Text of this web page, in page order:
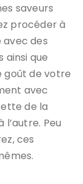
saveurs
procéder à
des
ainsi que
goût de votre
avec
de la
Peu
ces